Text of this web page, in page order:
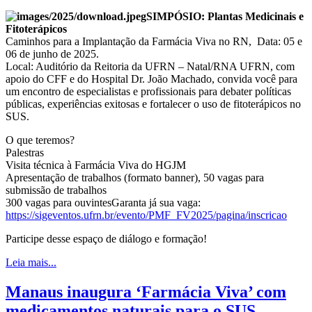
SIMPÓSIO: Plantas Medicinais e
Fitoterápicos
Caminhos para a Implantação da Farmácia Viva no RN, Data: 05 e
06 de junho de 2025.
Local: Auditório da Reitoria da UFRN – Natal/RNA UFRN, com
apoio do CFF e do Hospital Dr. João Machado, convida você para
um encontro de especialistas e profissionais para debater políticas
públicas, experiências exitosas e fortalecer o uso de fitoterápicos no
SUS.
O que teremos?
Palestras
Visita técnica à Farmácia Viva do HGJM
Apresentação de trabalhos (formato banner), 50 vagas para
submissão de trabalhos
300 vagas para ouvintesGaranta já sua vaga:
https://sigeventos.ufrn.br/evento/PMF_FV2025/pagina/inscricao
Participe desse espaço de diálogo e formação!
Leia mais...
Manaus inaugura ‘Farmácia Viva’ com